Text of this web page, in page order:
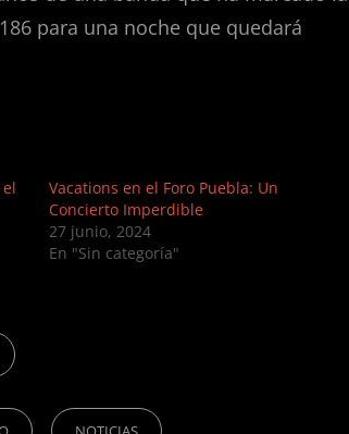
para una noche que quedará
Vacations en el Foro Puebla: Un
Concierto Imperdible
27 junio, 2024
En "Sin categoría"